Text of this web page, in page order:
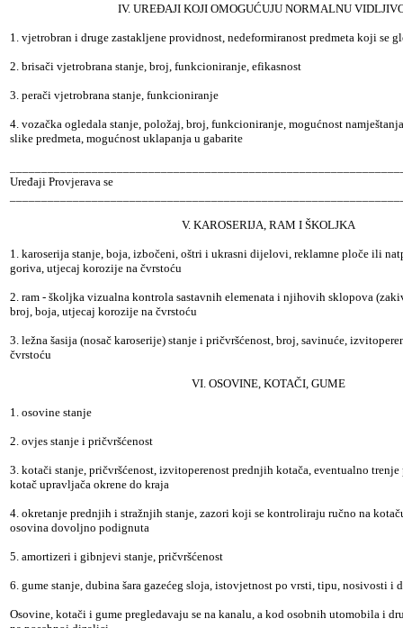
IV. UREĐAJI KOJI OMOGUĆUJU NORMALNU
1. vjetrobran i druge zastakljene providnost, nedeformiranost predmeta koji se
2. brisači vjetrobrana stanje, broj, funkcioniranje, efikasnost
3. perači vjetrobrana stanje, funkcioniranje
4. vozačka ogledala stanje, položaj, broj, funkcioniranje, mogućnost
slike predmeta, mogućnost uklapanja u gabarite
Uređaji Provjerava se
V. KAROSERIJA, RAM I ŠKOLJKA
1. karoserija stanje, boja, izbočeni, oštri i ukrasni dijelovi, reklamne ploče ili
goriva, utjecaj korozije na čvrstoću
2. ram - školjka vizualna kontrola sastavnih elemenata i njihovih sklopova
broj, boja, utjecaj korozije na čvrstoću
3. ležna šasija (nosač karoserije) stanje i pričvršćenost, broj, savinuće,
čvrstoću
VI. OSOVINE, KOTAČI, GUME
1. osovine stanje
2. ovjes stanje i pričvršćenost
3. kotači stanje, pričvršćenost, izvitoperenost prednjih kotača, eventualno trenje
kotač upravljača okrene do kraja
4. okretanje prednjih i stražnjih stanje, zazori koji se kontroliraju ručno na
osovina dovoljno podignuta
5. amortizeri i gibnjevi stanje, pričvršćenost
6. gume stanje, dubina šara gazećeg sloja, istovjetnost po vrsti, tipu, nosivosti i
Osovine, kotači i gume pregledavaju se na kanalu, a kod osobnih utomobila i